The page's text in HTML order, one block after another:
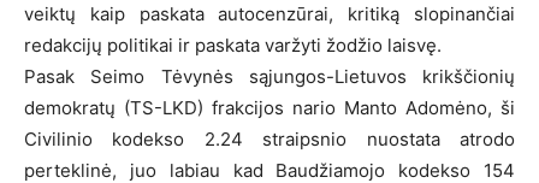
veiktų kaip paskata autocenzūrai, kritiką slopinančiai
redakcijų politikai ir paskata varžyti žodžio laisvę.
Pasak Seimo Tėvynės sąjungos-Lietuvos krikščionių
demokratų (TS-LKD) frakcijos nario Manto Adomėno, ši
Civilinio kodekso 2.24 straipsnio nuostata atrodo
perteklinė, juo labiau kad Baudžiamojo kodekso 154